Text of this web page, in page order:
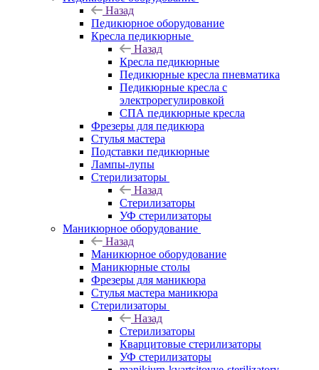
Назад
Педикюрное оборудование
Кресла педикюрные
Назад
Кресла педикюрные
Педикюрные кресла пневматика
Педикюрные кресла с
электрорегулировкой
СПА педикюрные кресла
Фрезеры для педикюра
Стулья мастера
Подставки педикюрные
Лампы-лупы
Стерилизаторы
Назад
Стерилизаторы
УФ стерилизаторы
Маникюрное оборудование
Назад
Маникюрное оборудование
Маникюрные столы
Фрезеры для маникюра
Стулья мастера маникюра
Стерилизаторы
Назад
Стерилизаторы
Кварцитовые стерилизаторы
УФ стерилизаторы